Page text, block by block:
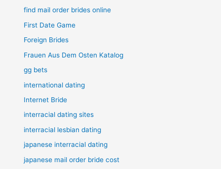
find mail order brides online
First Date Game
Foreign Brides
Frauen Aus Dem Osten Katalog
gg bets
international dating
Internet Bride
interracial dating sites
interracial lesbian dating
japanese interracial dating
japanese mail order bride cost